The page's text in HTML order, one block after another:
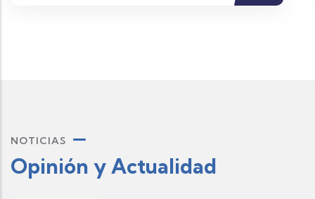
NOTICIAS
Opinión y Actualidad